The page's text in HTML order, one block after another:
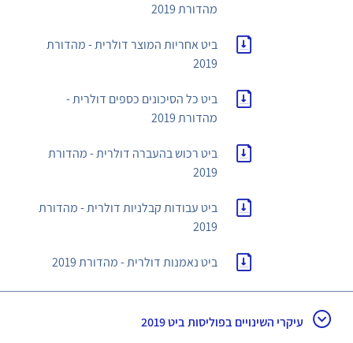
מהדורת 2019
ביט אחריות המוצר דולרית - מהדורת
2019
ביט כל הסיכונים כספים דולרית -
מהדורת 2019
ביט רכוש בהעברה דולרית - מהדורת
2019
ביט עבודות קבלניות דולרית - מהדורת
2019
ביט נאמנות דולרית - מהדורת 2019
עיקרי השינויים בפוליסות ביט 2019